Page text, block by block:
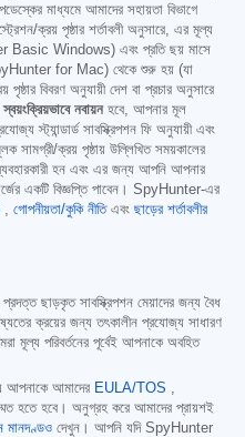
মাধ্যমে আমাদের সহায়তা বিভাগে
ক্রয় পৃষ্ঠার শর্তাবলী অনুসারে, এর মূল্য
Basic Windows) এবং প্রতি ছয় মাসে
for Mac) থেকে শুরু হয় (যা
বিবরণ অনুযায়ী দেশ বা প্রচার অনুসারে
স্বয়ংক্রিয়ভাবে নবায়নহবে, আপনার মূল
স্ট্যান্ডার্ড সাবস্ক্রিপশন ফি অনুযায়ী এবং
সামগ্রী/ক্রয় পৃষ্ঠায় উল্লিখিত সময়কালের
হন এবং এর জন্য আপনি আপনার
একটি বিজ্ঞপ্তি পাবেন। SpyHunter-এর
, গোপনীয়তা/কুকি নীতিএবং ছাড়ের শর্তাবলীর
ছাড়কৃত সাবস্ক্রিপশন মেয়াদের জন্য বৈধ
ক্রয়ের জন্য তৎকালীন প্রযোজ্য সাধারণ
মূল্য পরিবর্তনের পূর্বেই আপনাকে অবহিত
আমাদের EULA/TOS ,
হতে হবে। অনুগ্রহ করে আমাদের প্রায়শই
মানদণ্ডও দেখুন। আপনি যদি SpyHunter